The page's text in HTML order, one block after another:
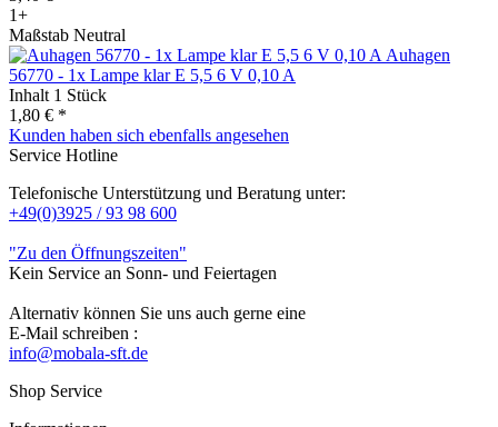
1+
Maßstab Neutral
Auhagen
56770 - 1x Lampe klar E 5,5 6 V 0,10 A
Inhalt 1 Stück
1,80 € *
Kunden haben sich ebenfalls angesehen
Service Hotline
Telefonische Unterstützung und Beratung unter:
+49(0)3925 / 93 98 600
"Zu den Öffnungszeiten"
Kein Service an Sonn- und Feiertagen
Alternativ können Sie uns auch gerne eine
E-Mail schreiben :
info@mobala-sft.de
Shop Service